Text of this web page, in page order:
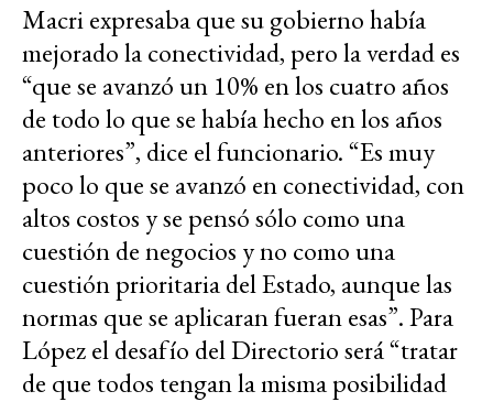
Macri expresaba que su gobierno había
mejorado la conectividad, pero la verdad es
“que se avanzó un 10% en los cuatro años
de todo lo que se había hecho en los años
anteriores”, dice el funcionario. “Es muy
poco lo que se avanzó en conectividad, con
altos costos y se pensó sólo como una
cuestión de negocios y no como una
cuestión prioritaria del Estado, aunque las
normas que se aplicaran fueran esas”. Para
López el desafío del Directorio será “tratar
de que todos tengan la misma posibilidad